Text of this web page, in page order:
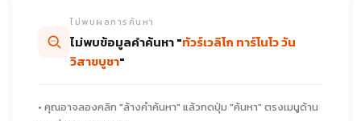
ไม่พบผลการค้นหา
ไม่พบข้อมูลคำค้นหา "ทัวร์เวลิโก ทาร์โนโว วัน
วิสาขบูชา"
• คุณอาจลองคลิก "ล้างคำค้นหา" แล้วกดปุ่ม "ค้นหา" ตรงเมนูด้าน